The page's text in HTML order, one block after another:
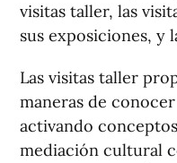
visitas taller, las
sus exposiciones, y
Las visitas taller
maneras de
activando
mediación cultural